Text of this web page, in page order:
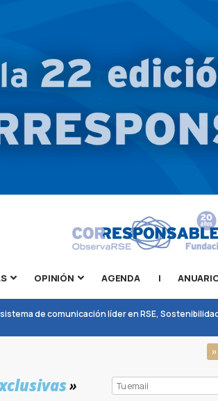
OPINIÓN AGENDA |
de comunicación líder en RSE,
»